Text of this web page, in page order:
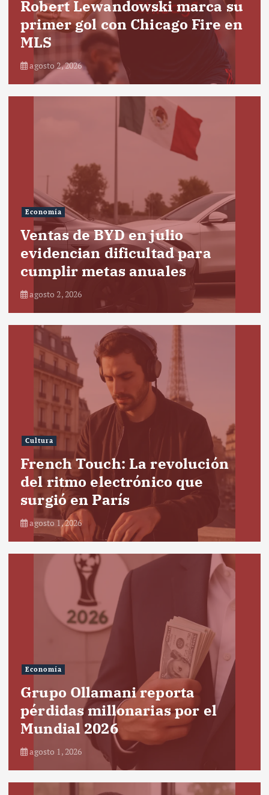
Robert Lewandowski marca su
primer gol con Chicago Fire en
MLS
agosto 2, 2026
Economía
Ventas de BYD en julio
evidencian dificultad para
cumplir metas anuales
agosto 2, 2026
Cultura
French Touch: La revolución
del ritmo electrónico que
surgió en París
agosto 1, 2026
Economía
Grupo Ollamani reporta
pérdidas millonarias por el
Mundial 2026
agosto 1, 2026